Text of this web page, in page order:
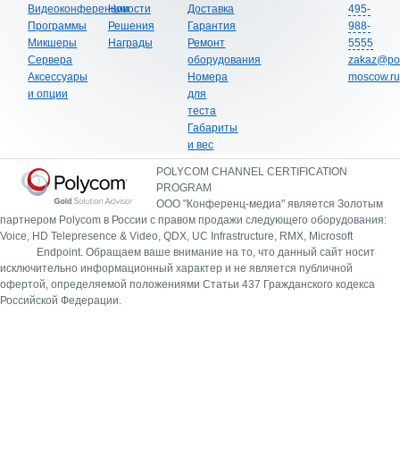
Видеоконференции
Программы
Микшеры
Сервера
Аксессуары
и опции
Новости
Решения
Награды
Доставка
Гарантия
Ремонт
оборудования
Номера
для
теста
Габариты
и вес
495-
988-
5555
moscow.ru
POLYCOM CHANNEL CERTIFICATION
PROGRAM
ООО "Конференц-медиа" является Золотым
партнером Polycom в России с правом продажи следующего оборудования:
Voice, HD Telepresence & Video, QDX, UC Infrastructure, RMX, Microsoft
Endpoint. Обращаем ваше внимание на то, что данный сайт носит
исключительно информационный характер и не является публичной
офертой, определяемой положениями Статьи 437 Гражданского кодекса
Российской Федерации.